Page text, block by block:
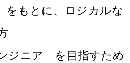
をもとに、ロジカルな
ジニア」を目指すため